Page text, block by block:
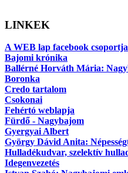
LINKEK
A WEB lap facebook csoportja
Bajomi krónika
Ballérné Horváth Mária:
Boronka
Credo tartalom
Csokonai
Fehértó weblapja
Fürdő - Nagybajom
Gyergyai Albert
György Dávid Anita:
Hulladékudvar, szelektív
Idegenvezetés